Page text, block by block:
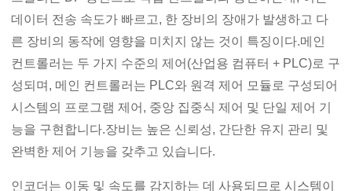
데이터 전송 속도가 빠르고, 한 장비의 장애가 발생하고 다
른 장비의 동작에 영향을 미치지 않는 것이 특징이다.메인
컨트롤러는 두 가지 수준의 제어(산업용 컴퓨터 + PLC)로 구
성되며, 메인 컨트롤러는 PLC와 원격 제어 모듈로 구성되어
시스템의 프로그램 제어, 중앙 집중식 제어 및 단일 제어 기
능을 구현합니다.장비는 높은 신뢰성, 간단한 유지 관리 및
완벽한 제어 기능을 갖추고 있습니다.
인코더는 이동 및 속도를 감지하는 데 사용되므로 시스템이